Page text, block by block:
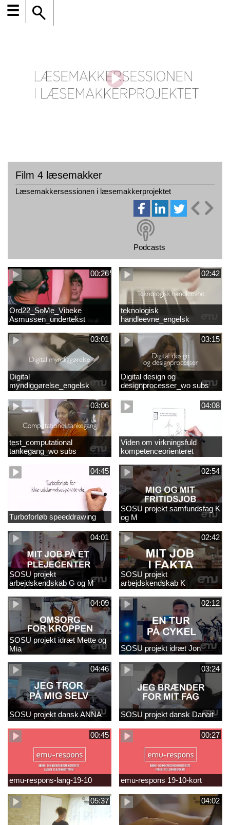
☰
Film 4 læsemakker
Læsemakkersessionen i læsemakkerprojektet
Podcasts
00:26
Ord22_SoMe_Vibeke
Asmussen_undertekst
02:42
teknologisk
handleevne_engelsk
03:01
Digital
myndiggørelse_engelsk
03:15
Digital design og
designprocesser_wo subs
03:06
test_computational
tankegang_wo subs
04:08
Viden om virkningsfuld
kompetenceorienteret
naturfagsundervisning
04:45
Turboforløb speeddrawing
02:54
SOSU projekt samfundsfag K
og M
04:01
SOSU projekt
arbejdskendskab G og M
02:42
SOSU projekt
arbejdskendskab K
04:09
SOSU projekt idræt Mette og
Mia
02:12
SOSU projekt idræt Jon
04:46
SOSU projekt dansk ANNA
03:24
SOSU projekt dansk Danait
00:45
emu-respons-lang-19-10
00:27
emu-respons 19-10-kort
05:37 04:02